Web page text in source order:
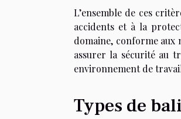
L’ensemble de ces
accidents et à la
domaine, conforme aux
assurer la sécurité au
environnement de
Types de